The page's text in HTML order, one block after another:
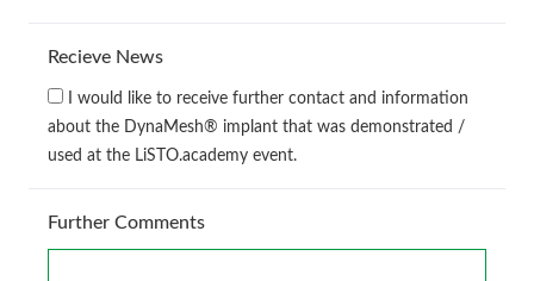
Recieve News
I would like to receive further contact and information
about the DynaMesh® implant that was demonstrated /
used at the LiSTO.academy event.
Further Comments